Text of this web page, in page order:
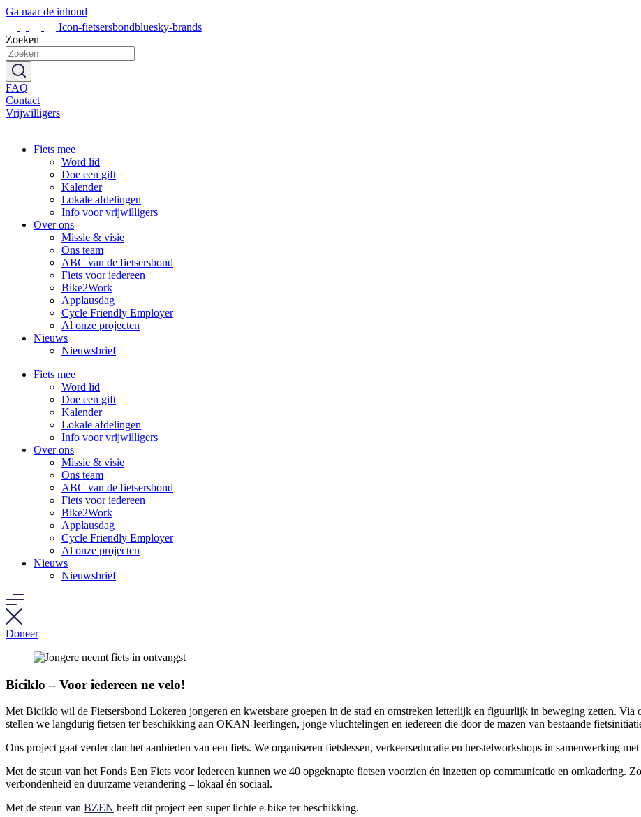
Ga naar de inhoud
Icon-fietsersbondbluesky-brands
Zoeken
FAQ
Contact
Vrijwilligers
Fiets mee
Word lid
Doe een gift
Kalender
Lokale afdelingen
Info voor vrijwilligers
Over ons
Missie & visie
Ons team
ABC van de fietsersbond
Fiets voor iedereen
Bike2Work
Applausdag
Cycle Friendly Employer
Al onze projecten
Nieuws
Nieuwsbrief
Fiets mee
Word lid
Doe een gift
Kalender
Lokale afdelingen
Info voor vrijwilligers
Over ons
Missie & visie
Ons team
ABC van de fietsersbond
Fiets voor iedereen
Bike2Work
Applausdag
Cycle Friendly Employer
Al onze projecten
Nieuws
Nieuwsbrief
Doneer
Biciklo – Voor iedereen ne velo!
Met Biciklo wil de Fietsersbond Lokeren jongeren en kwetsbare groepen in de stad en omstreken letterlijk en figuurlijk in beweging zetten.
stellen we langdurig fietsen ter beschikking aan OKAN-leerlingen, jonge vluchtelingen en iedereen die door de mazen van bestaande
Ons project gaat verder dan het aanbieden van een fiets. We organiseren fietslessen, verkeerseducatie en herstelworkshops in samenwerking
Met de steun van het Fonds Een Fiets voor Iedereen kunnen we 40 opgeknapte fietsen voorzien én inzetten op communicatie en omkadering.
verbondenheid en duurzame verandering – lokaal én sociaal.
Met de steun van BZEN heeft dit project een super lichte e-bike ter beschikking.